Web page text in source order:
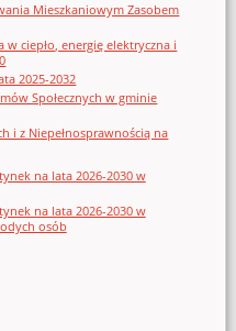
Mieszkaniowym Zasobem
w ciepło, energię elektryczna i
2025-2032
Społecznych w gminie
i z Niepełnosprawnością na
na lata 2026-2030 w
na lata 2026-2030 w
osób